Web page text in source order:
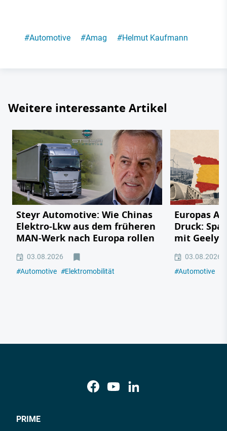
#Automotive #Amag #Helmut Kaufmann
Weitere interessante Artikel
Steyr Automotive: Wie Chinas
Elektro-Lkw aus dem früheren
MAN-Werk nach Europa rollen
03.08.2026
#Automotive #Elektromobilität
Europas
Druck:
mit Geely,
03.08.2026
#Automotive
PRIME